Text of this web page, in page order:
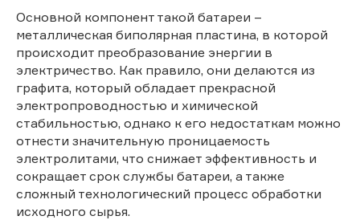
Основной компонент такой батареи –
металлическая биполярная пластина, в которой
происходит преобразование энергии в
электричество. Как правило, они делаются из
графита, который обладает прекрасной
электропроводностью и химической
стабильностью, однако к его недостаткам можно
отнести значительную проницаемость
электролитами, что снижает эффективность и
сокращает срок службы батареи, а также
сложный технологический процесс обработки
исходного сырья.